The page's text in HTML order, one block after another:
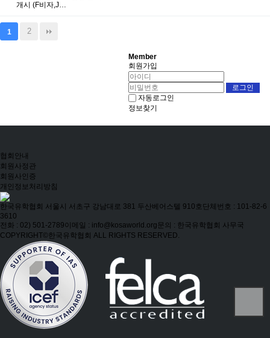
개시 (F비자,J…
1 2
Member
회원가입
자동로그인
정보찾기
협회안내
회원사정관
회원사인증
개인정보처리방침
한국유학협회 서울시 서초구 강남대로 381 두산베어스텔 910호 단체번호 : 101-82-6
3610
전화 : 02) 501-2789이메일 : info@kosaworld.org문의 : 한국유학협회 사무국
COPYRIGHT©한국유학협회 ALL RIGHTS RESERVED.